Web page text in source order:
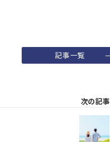
記事一覧
次の記事